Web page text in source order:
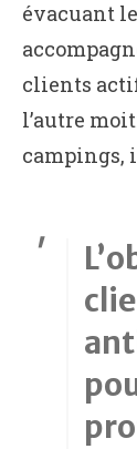
évacuant
clients
l’autre
campings,